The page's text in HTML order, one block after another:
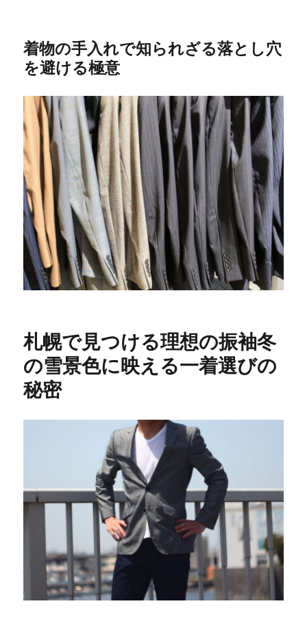
着物の手入れで知られざる落とし穴
を避ける極意
札幌で見つける理想の振袖冬
の雪景色に映える一着選びの
秘密